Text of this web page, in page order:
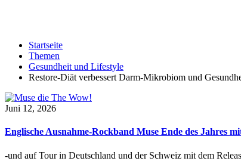
Startseite
Themen
Gesundheit und Lifestyle
Restore-Diät verbessert Darm-Mikrobiom und
Juni 12, 2026
Englische Ausnahme-Rockband Muse Ende des Jahres
-und auf Tour in Deutschland und der Schweiz mit dem